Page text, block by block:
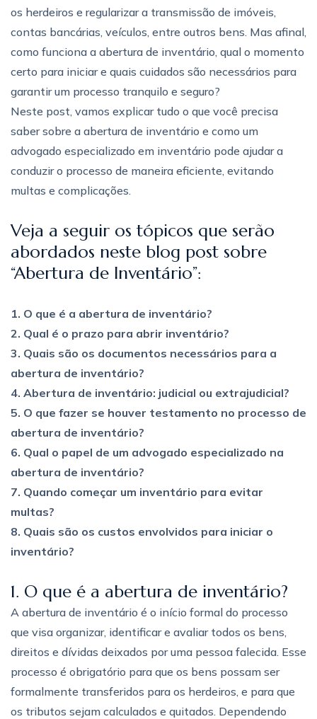
os herdeiros e regularizar a transmissão de imóveis,
contas bancárias, veículos, entre outros bens. Mas afinal,
como funciona a abertura de inventário, qual o momento
certo para iniciar e quais cuidados são necessários para
garantir um processo tranquilo e seguro?
Neste post, vamos explicar tudo o que você precisa
saber sobre a abertura de inventário e como um
advogado especializado em inventário pode ajudar a
conduzir o processo de maneira eficiente, evitando
multas e complicações.
Veja a seguir os tópicos que serão
abordados neste blog post sobre
“Abertura de Inventário”:
1. O que é a abertura de inventário?
2. Qual é o prazo para abrir inventário?
3. Quais são os documentos necessários para a
abertura de inventário?
4. Abertura de inventário: judicial ou extrajudicial?
5. O que fazer se houver testamento no processo de
abertura de inventário?
6. Qual o papel de um advogado especializado na
abertura de inventário?
7. Quando começar um inventário para evitar
multas?
8. Quais são os custos envolvidos para iniciar o
inventário?
1. O que é a abertura de inventário?
A abertura de inventário é o início formal do processo
que visa organizar, identificar e avaliar todos os bens,
direitos e dívidas deixados por uma pessoa falecida. Esse
processo é obrigatório para que os bens possam ser
formalmente transferidos para os herdeiros, e para que
os tributos sejam calculados e quitados. Dependendo